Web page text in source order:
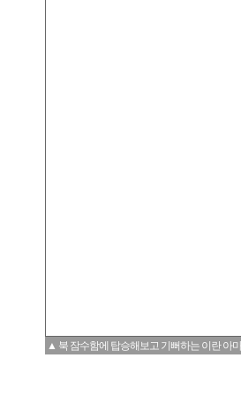
▲ 북 잠수함에 탑승해보고 기뻐하는 이란 아마